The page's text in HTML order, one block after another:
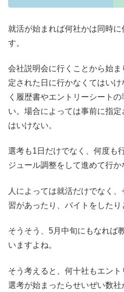
就活が始まれば何社かは同時
す。
会社説明会に行くことから始
定された日に行かなくてはい
く履歴書やエントリーシート
い。場合によっては事前に指
はいけない。
選考も1日だけでなく、何度も
ジュール調整をして進めて行か
人によっては就活だけでなく
習があったり、バイトをしたり
そうそう、5月中旬にもなれば
いますよね。
そう考えると、何十社もエン
選考が始まったらせいぜい数